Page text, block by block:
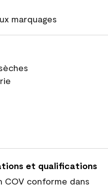
marquages
et qualifications
COV conforme dans